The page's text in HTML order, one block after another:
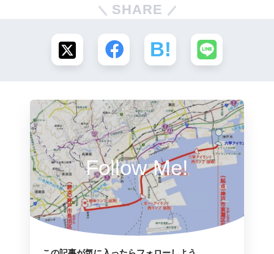
SHARE
Follow Me!